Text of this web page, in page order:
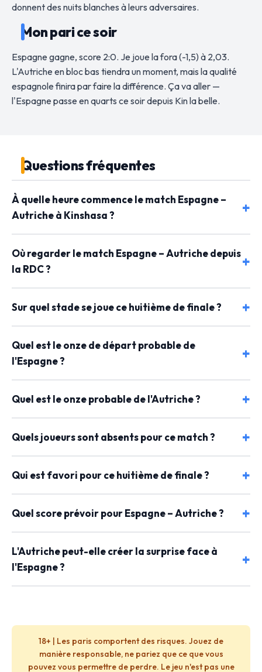
donnent des nuits blanches à leurs adversaires.
Mon pari ce soir
Espagne gagne, score 2:0. Je joue la fora (-1,5) à 2,03.
L'Autriche en bloc bas tiendra un moment, mais la qualité
espagnole finira par faire la différence. Ça va aller —
l'Espagne passe en quarts ce soir depuis Kin la belle.
Questions fréquentes
À quelle heure commence le match Espagne –
Autriche à Kinshasa ?
Où regarder le match Espagne – Autriche depuis
la RDC ?
Sur quel stade se joue ce huitième de finale ?
Quel est le onze de départ probable de
l'Espagne ?
Quel est le onze probable de l'Autriche ?
Quels joueurs sont absents pour ce match ?
Qui est favori pour ce huitième de finale ?
Quel score prévoir pour Espagne – Autriche ?
L'Autriche peut-elle créer la surprise face à
l'Espagne ?
18+ | Les paris comportent des risques. Jouez de
manière responsable, ne pariez que ce que vous
pouvez vous permettre de perdre. Le jeu n'est pas une